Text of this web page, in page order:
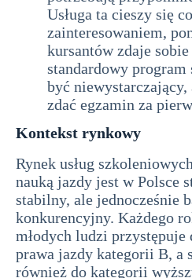
Usługa ta cieszy się
zainteresowaniem,
kursantów zdaje sobie
standardowy program
być niewystarczający,
zdać egzamin za
Kontekst rynkowy
Rynek usług
nauką jazdy jest w Polsce
stabilny, ale jednocześnie
konkurencyjny. Każdego
młodych ludzi przystępuje
prawa jazdy kategorii B, a
również do kategorii